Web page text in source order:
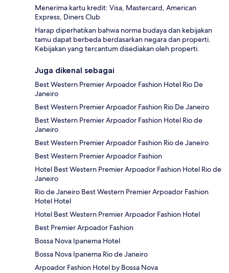
Menerima kartu kredit: Visa, Mastercard, American
Express, Diners Club
Harap diperhatikan bahwa norma budaya dan kebijakan
tamu dapat berbeda berdasarkan negara dan properti.
Kebijakan yang tercantum disediakan oleh properti.
Juga dikenal sebagai
Best Western Premier Arpoador Fashion Hotel Rio De
Janeiro
Best Western Premier Arpoador Fashion Rio De Janeiro
Best Western Premier Arpoador Fashion Hotel Rio de
Janeiro
Best Western Premier Arpoador Fashion Rio de Janeiro
Best Western Premier Arpoador Fashion
Hotel Best Western Premier Arpoador Fashion Hotel Rio de
Janeiro
Rio de Janeiro Best Western Premier Arpoador Fashion
Hotel Hotel
Hotel Best Western Premier Arpoador Fashion Hotel
Best Premier Arpoador Fashion
Bossa Nova Ipanema Hotel
Bossa Nova Ipanema Rio de Janeiro
Arpoador Fashion Hotel by Bossa Nova